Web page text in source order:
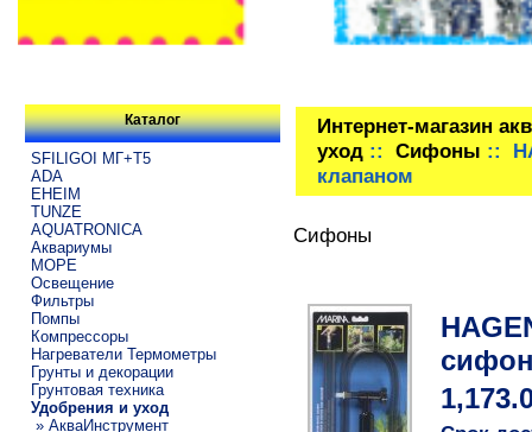
Каталог
SFILIGOI МГ+Т5
ADA
EHEIM
TUNZE
AQUATRONICA
Аквариумы
МОРЕ
Освещение
Фильтры
Помпы
Компрессоры
Нагреватели Термометры
Грунты и декорации
Грунтовая техника
Удобрения и уход
» АкваИнструмент
Интернет-магазин
уход:: Сифоны ::
клапаном
Сифоны